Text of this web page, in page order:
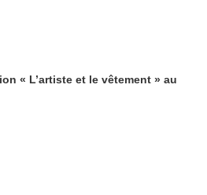
« L’artiste et le vêtement » au